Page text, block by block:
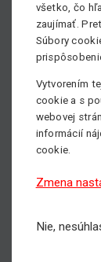
potrebujete
stroja?
Neváhajte
nájdete
Pošlite
S nami
všetko, čo
zaujímať.
Súbory
Vytvorením
cookie a s
webovej
informácií
cookie.
Zmena
Nie,